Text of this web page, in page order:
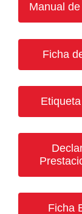
Manual
Ficha
Ficha